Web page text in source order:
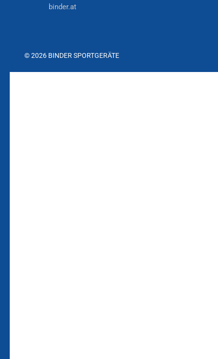
binder.at
© 2026 BINDER SPORTGERÄTE